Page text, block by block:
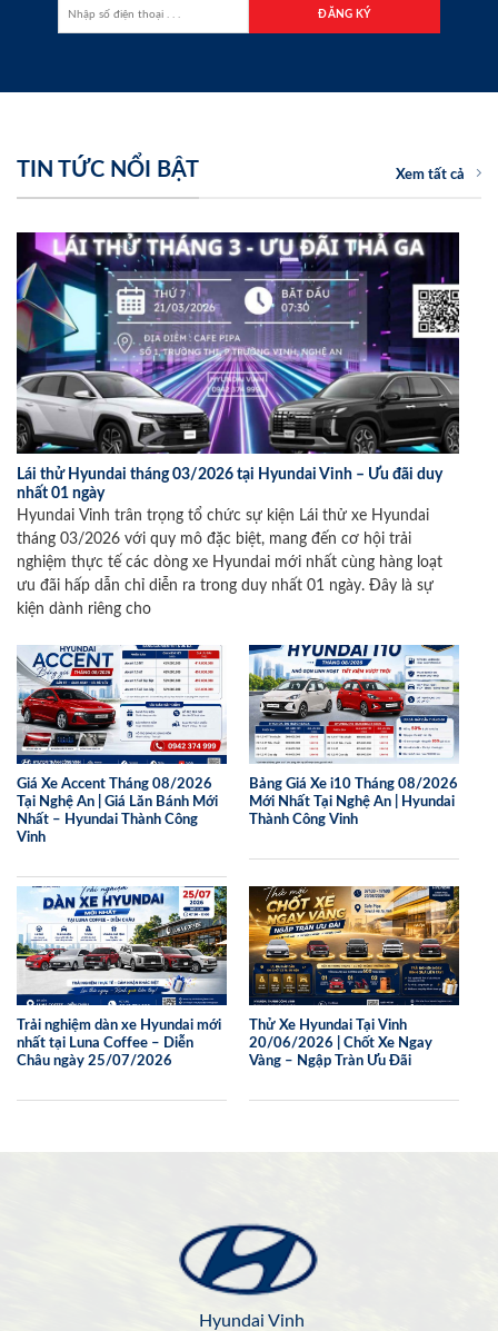
TIN TỨC NỔI BẬT Xem tất cả
Lái thử Hyundai tháng 03/2026 tại Hyundai Vinh – Ưu đãi duy
nhất 01 ngày
Hyundai Vinh trân trọng tổ chức sự kiện Lái thử xe Hyundai
tháng 03/2026 với quy mô đặc biệt, mang đến cơ hội trải
nghiệm thực tế các dòng xe Hyundai mới nhất cùng hàng loạt
ưu đãi hấp dẫn chỉ diễn ra trong duy nhất 01 ngày. Đây là sự
kiện dành riêng cho
Giá Xe Accent Tháng 08/2026
Tại Nghệ An | Giá Lăn Bánh Mới
Nhất – Hyundai Thành Công
Vinh
Bảng Giá Xe i10 Tháng 08/2026
Mới Nhất Tại Nghệ An | Hyundai
Thành Công Vinh
Trải nghiệm dàn xe Hyundai mới
nhất tại Luna Coffee – Diễn
Châu ngày 25/07/2026
Thử Xe Hyundai Tại Vinh
20/06/2026 | Chốt Xe Ngay
Vàng – Ngập Tràn Ưu Đãi
Hyundai Vinh